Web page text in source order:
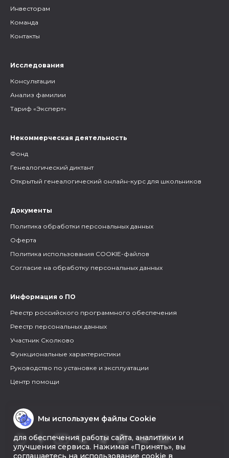
Инвесторам
Команда
Контакты
Исследования
Консультации
Анализ фамилии
Тариф «Эксперт»
Некоммерческая деятельность
Фонд
Генеалогический диктант
Открытый генеалогический онлайн-курс для школьников
Документы
Политика обработки персональных данных
Оферта
Политика использования COOKIE-файлов
Согласие на обработку персональных данных
Информация о ПО
Реестр российского программного обеспечения
Реестр персональных данных
Участник Сколково
Функциональные характеристики
Руководство по установке и эксплуатации
Центр помощи
Мы используем файлы Cookie
для обеспечения работы сайта, аналитики и
улучшения сервиса. Нажимая «Принять», вы
соглашаетесь на использование cookie в